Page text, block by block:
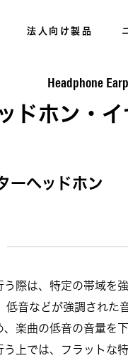
法人向け製品
Headphone
ドホン・
ーヘッドホン
う際は、特定の帯域を
低音などが強調された
楽曲の低音の音量を
う上では、フラットな